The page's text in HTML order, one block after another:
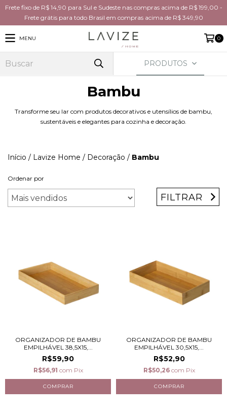
Frete fixo de R$ 14,90 para Sul e Sudeste nas compras acima de R$ 199,00 -
Frete grátis para todo Brasil em compras acima de R$ 349,90
MENU 0
PRODUTOS
Bambu
Transforme seu lar com produtos decorativos e utensílios de bambu,
sustentáveis e elegantes para cozinha e decoração.
Início / Lavize Home / Decoração / Bambu
Ordenar por
FILTRAR
ORGANIZADOR DE BAMBU
EMPILHÁVEL 38,5X15,...
R$59,90
R$56,91 com Pix
ORGANIZADOR DE BAMBU
EMPILHÁVEL 30,5X15,...
R$52,90
R$50,26 com Pix